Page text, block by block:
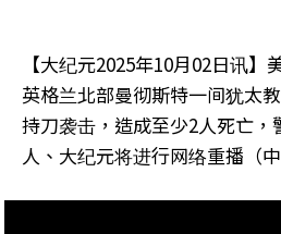
【大纪元2025年10月02日讯】
英格兰北部曼彻斯特一间犹太
持刀袭击，造成至少2人死亡，
人、大纪元将进行网络重播（